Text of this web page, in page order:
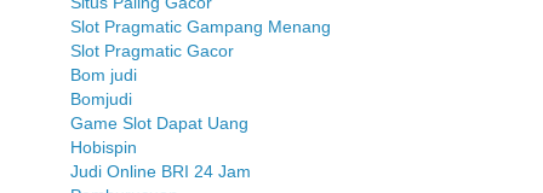
Slot Pragmatic Gampang Menang
Slot Pragmatic Gacor
Bom judi
Bomjudi
Game Slot Dapat Uang
Hobispin
Judi Online BRI 24 Jam